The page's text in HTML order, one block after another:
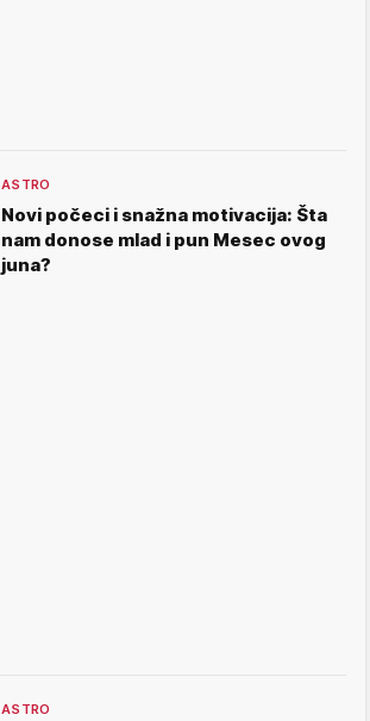
ASTRO
Novi počeci i snažna motivacija: Šta
nam donose mlad i pun Mesec ovog
juna?
ASTRO